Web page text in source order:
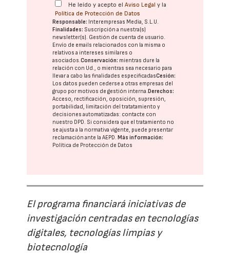
He leído y acepto elAviso Legal y la
Política de Protección de Datos
Responsable: Interempresas Media, S.L.U.
Finalidades: Suscripción a nuestra(s)
newsletter(s). Gestión de cuenta de usuario.
Envío de emails relacionados con la misma o
relativos a intereses similares o
asociados.Conservación: mientras dure la
relación con Ud., o mientras sea necesario para
llevar a cabo las finalidades especificadasCesión:
Los datos pueden cederse a otras empresas del
grupo por motivos de gestión interna.Derechos:
Acceso, rectificación, oposición, supresión,
portabilidad, limitación del tratatamiento y
decisiones automatizadas: contacte con
nuestro DPD. Si considera que el tratamiento no
se ajusta a la normativa vigente, puede presentar
reclamación ante laAEPD.Más información:
Política de Protección de Datos
El programa financiará iniciativas de
investigación centradas en tecnologías
digitales, tecnologías limpias y
biotecnología